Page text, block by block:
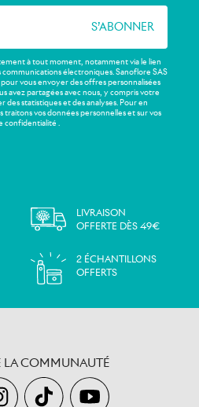
à tout moment, notamment via le lien
électroniques. Sanoflore SAS
vous envoyer des offres personnalisées
avez partagées avec nous, y compris votre
des statistiques et des analyses. Pour en
traitons vos données personnelles et sur vos
confidentialité .
LIVRAISON
OFFERTE DÈS 49€
2 ÉCHANTILLONS
OFFERTS
LA COMMUNAUTÉ